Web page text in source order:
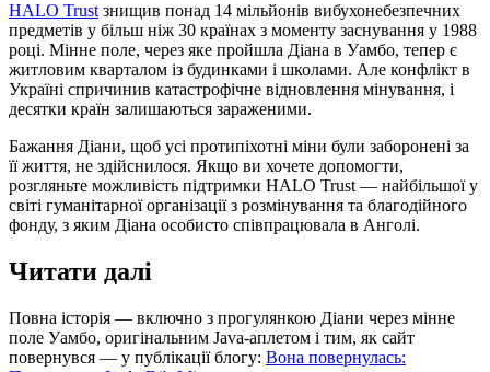
HALO Trust знищив понад 14 мільйонів вибухонебезпечних
предметів у більш ніж 30 країнах з моменту заснування у 1988
році. Мінне поле, через яке пройшла Діана в Уамбо, тепер є
житловим кварталом із будинками і школами. Але конфлікт в
Україні спричинив катастрофічне відновлення мінування, і
десятки країн залишаються зараженими.
Бажання Діани, щоб усі протипіхотні міни були заборонені за
її життя, не здійснилося. Якщо ви хочете допомогти,
розгляньте можливість підтримки HALO Trust — найбільшої у
світі гуманітарної організації з розмінування та благодійного
фонду, з яким Діана особисто співпрацювала в Анголі.
Читати далі
Повна історія — включно з прогулянкою Діани через мінне
поле Уамбо, оригінальним Java-аплетом і тим, як сайт
повернувся — у публікації блогу: Вона повернулась: